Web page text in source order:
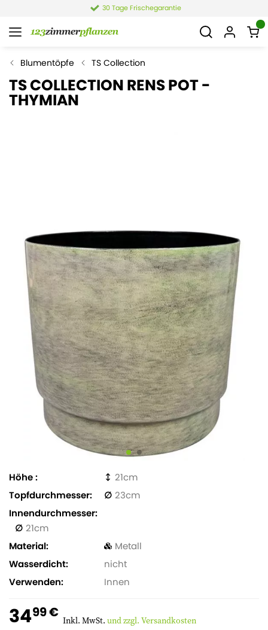
30 Tage Frischegarantie
Blumentöpfe TS Collection
TS COLLECTION RENS POT -
THYMIAN
Höhe
21
Topfdurchmesser
23
Innendurchmesser
21
Material
Metall
Wasserdicht
nicht
Verwenden
Innen
3499 € Inkl. MwSt. und zzgl. Versandkosten